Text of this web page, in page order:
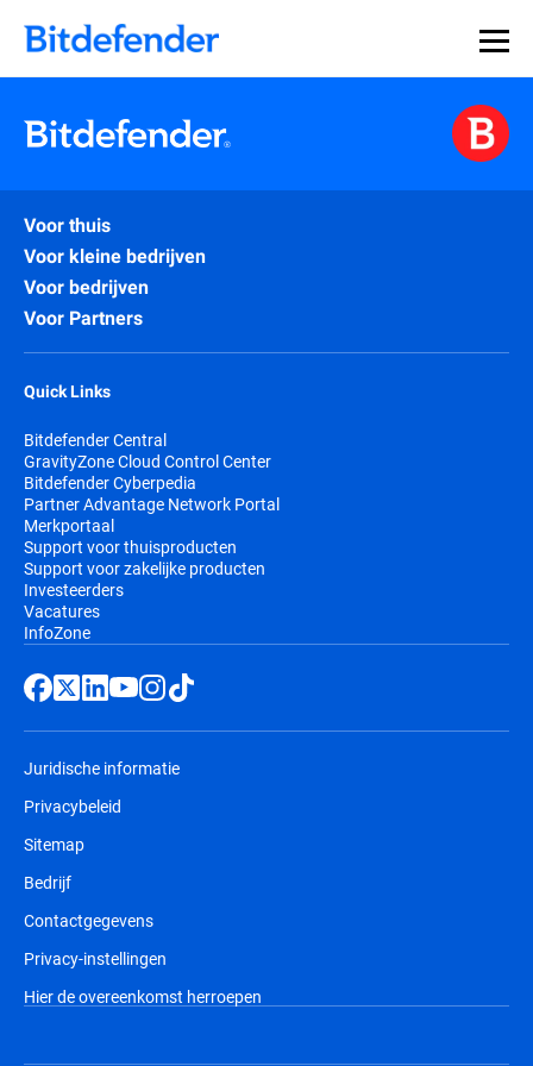
Voor thuis
Voor kleine bedrijven
Voor bedrijven
Voor Partners
Quick Links
Bitdefender Central
GravityZone Cloud Control Center
Bitdefender Cyberpedia
Partner Advantage Network Portal
Merkportaal
Support voor thuisproducten
Support voor zakelijke producten
Investeerders
Vacatures
InfoZone
Juridische informatie
Privacybeleid
Sitemap
Bedrijf
Contactgegevens
Privacy-instellingen
Hier de overeenkomst herroepen